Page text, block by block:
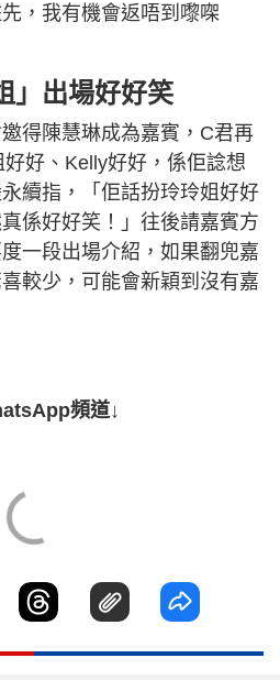
，我有機會返唔到嚟㗎
」出場好好笑
得陳慧琳成為嘉賓，C君再
好、Kelly好好，係佢諗想
續指，「佢話扮玲玲姐好好
係好好笑！」往後請嘉賓方
一段出場介紹，如果翻兜嘉
較少，可能會新穎到沒有嘉
頻道↓